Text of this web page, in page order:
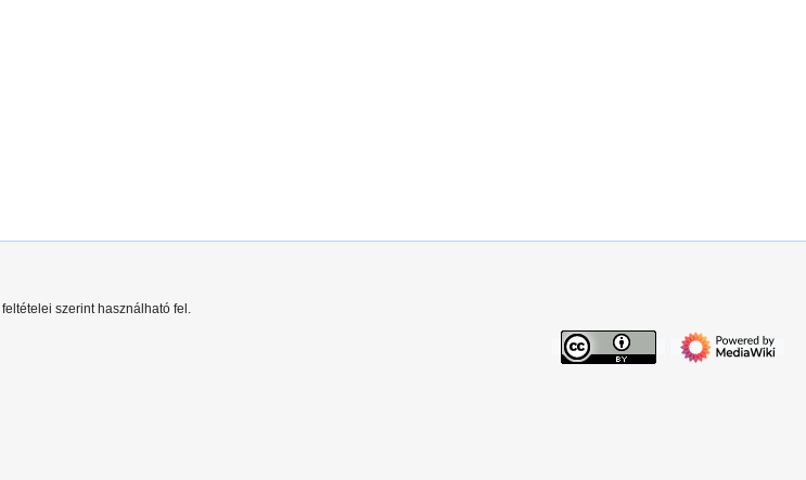
feltételei szerint használható fel.